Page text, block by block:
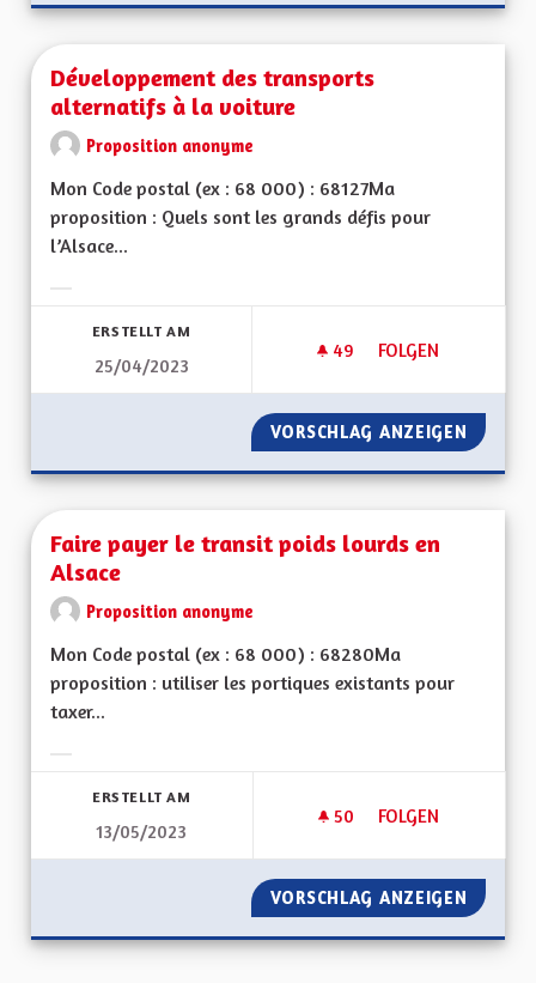
Développement des transports
alternatifs à la voiture
Proposition anonyme
Mon Code postal (ex : 68 000) : 68127Ma
proposition : Quels sont les grands défis pour
l’Alsace...
ERSTELLT AM
25/04/2023
49 49 FOLLOWER
FOLGEN
DÉVELOPPEMENT
VORSCHLAG ANZEIGEN
Faire payer le transit poids lourds en
Alsace
Proposition anonyme
Mon Code postal (ex : 68 000) : 68280Ma
proposition : utiliser les portiques existants pour
taxer...
ERSTELLT AM
13/05/2023
50 50 FOLLOWER
FOLGEN
FAIRE PAYER LE
VORSCHLAG ANZEIGEN FAIRE